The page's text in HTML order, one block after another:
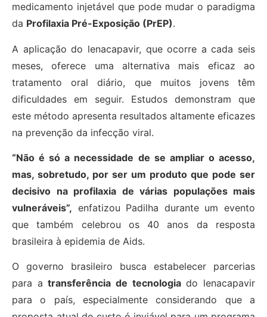
medicamento injetável que pode mudar o paradigma
da Profilaxia Pré-Exposição (PrEP).
A aplicação do lenacapavir, que ocorre a cada seis
meses, oferece uma alternativa mais eficaz ao
tratamento oral diário, que muitos jovens têm
dificuldades em seguir. Estudos demonstram que
este método apresenta resultados altamente eficazes
na prevenção da infecção viral.
“Não é só a necessidade de se ampliar o acesso,
mas, sobretudo, por ser um produto que pode ser
decisivo na profilaxia de várias populações mais
vulneráveis”, enfatizou Padilha durante um evento
que também celebrou os 40 anos da resposta
brasileira à epidemia de Aids.
O governo brasileiro busca estabelecer parcerias
para atransferência de tecnologiado lenacapavir
para o país, especialmente considerando que a